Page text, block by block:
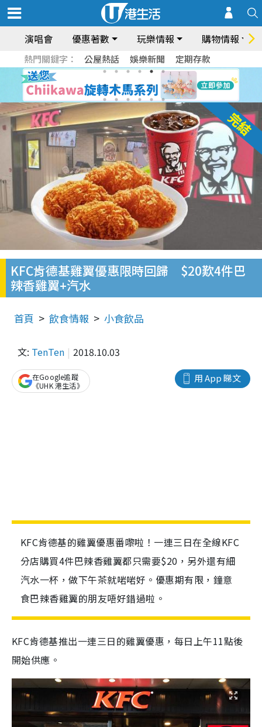
演唱會 優惠著數 玩樂情報 購物情報
熱門關鍵字： 公屋熱話 娛樂新聞 定期存款
KFC肯德基雞翼優惠限時回歸 $20歎4件巴
辣香雞翼+汽水
首頁 飲食情報 小食飲品
文: TenTen 2018.10.03
用 App 睇文
在Google追蹤
《UHK 港生活》
KFC肯德基的雞翼優惠番嚟啦！一連三日在全線KFC
分店購買4件巴辣香雞翼都只需要$20，另外還有細
汽水一杯，做下午茶就啱啱好。優惠期有限，鐘意
食巴辣香雞翼的朋友唔好錯過啦。
KFC肯德基推出一連三日的雞翼優惠，每日上午11點後
開始供應。